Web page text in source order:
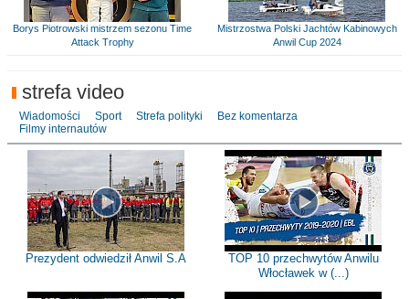
Borys Piotrowski mistrzem sezonu Time
Attack Trophy
Mistrzostwa Polski Jachtów Kabinowych
Anwil Cup 2024
strefa video
Wiadomości Sport Strefa polityki
Bez komentarza
Filmy internautów
Prezydent odwiedził Anwil S.A
TOP 10 przechwytów Anwilu
Włocławek w (...)